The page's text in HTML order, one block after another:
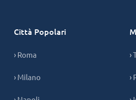
Città Popolari
› Roma
› Milano
›
›